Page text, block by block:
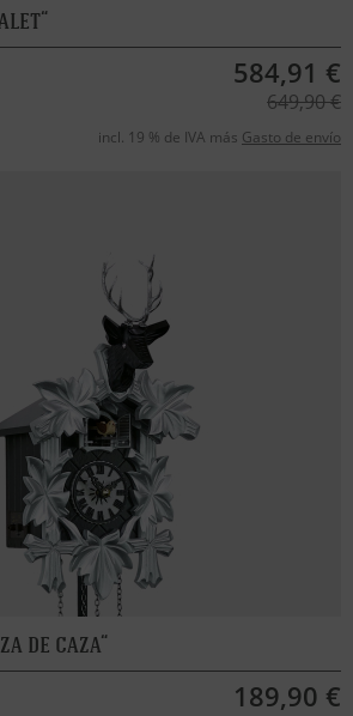
584,91 €
649,90 €
incl. 19 % de IVA más Gasto de envío
de caza
189,90 €